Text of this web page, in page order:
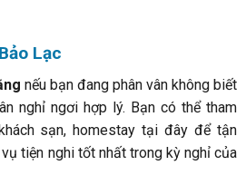
Lạc
nếu bạn đang phân vân không biết
nghỉ ngơi hợp lý. Bạn có thể tham
sạn, homestay tại đây để tận
tiện nghi tốt nhất trong kỳ nghỉ của